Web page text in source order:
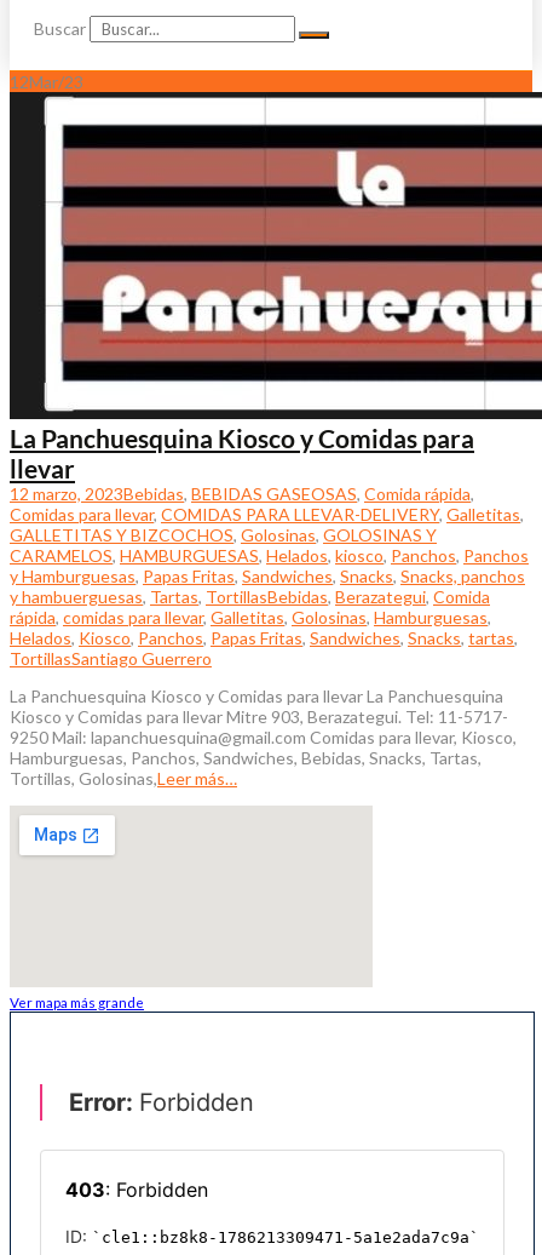
Buscar
12Mar/23
La Panchuesquina Kiosco y Comidas para
llevar
12 marzo, 2023Bebidas, BEBIDAS GASEOSAS, Comida rápida,
Comidas para llevar, COMIDAS PARA LLEVAR-DELIVERY, Galletitas,
GALLETITAS Y BIZCOCHOS, Golosinas, GOLOSINAS Y
CARAMELOS, HAMBURGUESAS, Helados, kiosco, Panchos, Panchos
y Hamburguesas, Papas Fritas, Sandwiches, Snacks, Snacks, panchos
y hambuerguesas, Tartas, TortillasBebidas, Berazategui, Comida
rápida, comidas para llevar, Galletitas, Golosinas, Hamburguesas,
Helados, Kiosco, Panchos, Papas Fritas, Sandwiches, Snacks, tartas,
TortillasSantiago Guerrero
La Panchuesquina Kiosco y Comidas para llevar La Panchuesquina
Kiosco y Comidas para llevar Mitre 903, Berazategui. Tel: 11-5717-
9250 Mail: lapanchuesquina@gmail.com Comidas para llevar, Kiosco,
Hamburguesas, Panchos, Sandwiches, Bebidas, Snacks, Tartas,
Tortillas, Golosinas,Leer más…
Ver mapa más grande